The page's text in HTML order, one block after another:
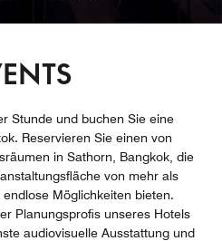
Stunde und buchen Sie eine
Reservieren Sie einen von
in Sathorn, Bangkok, die
von mehr als
Möglichkeiten bieten.
Planungsprofis unseres Hotels
audiovisuelle Ausstattung und